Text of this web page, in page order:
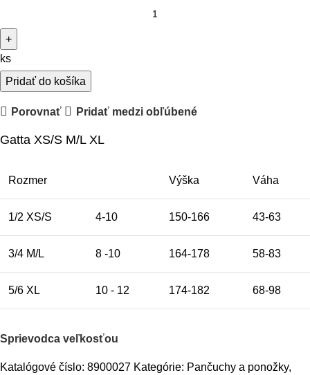
ks
Pridať do košíka
Porovnať Pridať medzi obľúbené
Gatta XS/S M/L XL
Rozmer Výška Váha
1/2 XS/S 4-10 150-166 43-63
3/4 M/L 8 -10 164-178 58-83
5/6 XL 10 - 12 174-182 68-98
Sprievodca veľkosťou
Katalógové číslo: 8900027 Kategórie: Pančuchy a ponožky,